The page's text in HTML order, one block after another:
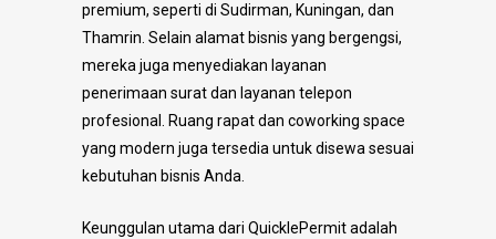
premium, seperti di Sudirman, Kuningan, dan
Thamrin. Selain alamat bisnis yang bergengsi,
mereka juga menyediakan layanan
penerimaan surat dan layanan telepon
profesional. Ruang rapat dan coworking space
yang modern juga tersedia untuk disewa sesuai
kebutuhan bisnis Anda.
Keunggulan utama dari QuicklePermit adalah